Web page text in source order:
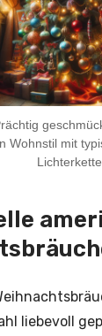
Wohnstil mit
liebevoll